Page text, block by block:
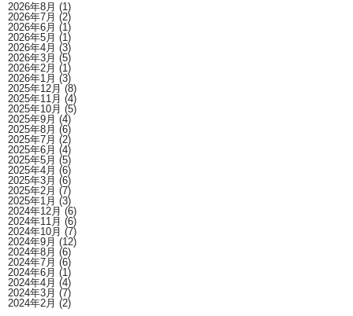
2026年8月 (1)
2026年7月 (2)
2026年6月 (1)
2026年5月 (1)
2026年4月 (3)
2026年3月 (5)
2026年2月 (1)
2026年1月 (3)
2025年12月 (8)
2025年11月 (4)
2025年10月 (5)
2025年9月 (4)
2025年8月 (6)
2025年7月 (2)
2025年6月 (4)
2025年5月 (5)
2025年4月 (6)
2025年3月 (6)
2025年2月 (7)
2025年1月 (3)
2024年12月 (6)
2024年11月 (6)
2024年10月 (7)
2024年9月 (12)
2024年8月 (6)
2024年7月 (6)
2024年6月 (1)
2024年4月 (4)
2024年3月 (7)
2024年2月 (2)